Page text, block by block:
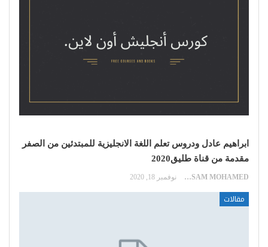
ابراهيم عادل ودروس تعلم اللغة الانجليزية للمبتدئين من الصفر
مقدمة من قناة طليق2020
HOSSAM MOHAMED نوفمبر 18, 2020
مقالات